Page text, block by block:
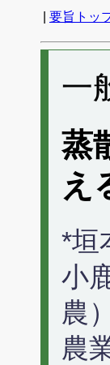
要旨トッ
一
蒸
え
*垣
小
農
農